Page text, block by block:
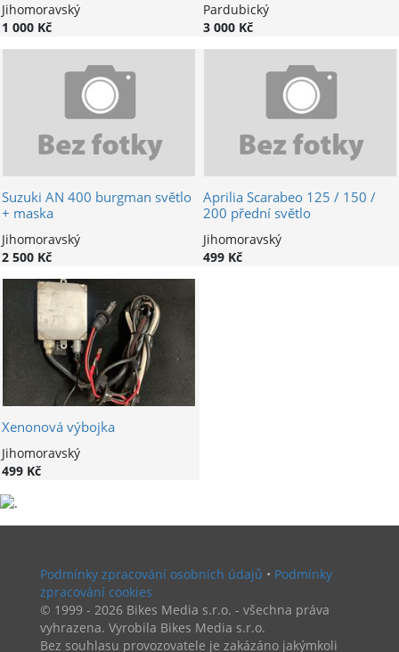
Jihomoravský
1 000 Kč
Pardubický
3 000 Kč
Suzuki AN 400 burgman světlo
+ maska
Jihomoravský
2 500 Kč
Aprilia Scarabeo 125 / 150 /
200 přední světlo
Jihomoravský
499 Kč
Xenonová výbojka
Jihomoravský
499 Kč
Podmínky zpracování osobních údajů • Podmínky
zpracování cookies
© 1999 - 2026 Bikes Media s.r.o. - všechna práva
vyhrazena. Vyrobila Bikes Media s.r.o.
Bez souhlasu provozovatele je zakázáno jakýmkoli